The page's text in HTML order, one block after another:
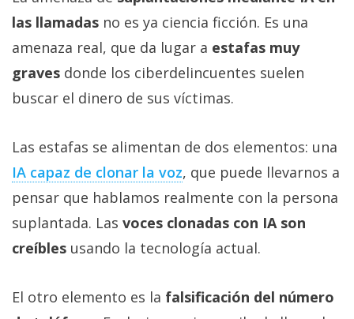
las llamadas no es ya ciencia ficción. Es una
amenaza real, que da lugar a estafas muy
graves donde los ciberdelincuentes suelen
buscar el dinero de sus víctimas.
Las estafas se alimentan de dos elementos: una
IA capaz de clonar la voz‎, que puede llevarnos a
pensar que hablamos realmente con la persona
suplantada. Las voces clonadas con IA son
creíbles usando la tecnología actual.
El otro elemento es la falsificación del número